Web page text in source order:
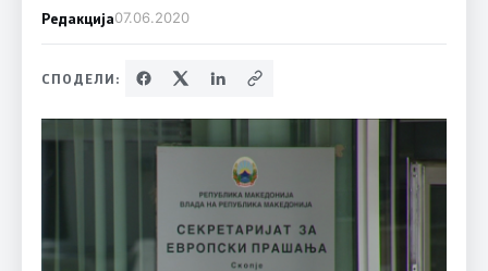
Редакција07.06.2020
СПОДЕЛИ: